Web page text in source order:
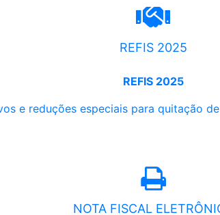
REFIS 2025
REFIS 2025
e reduções especiais para quitação
NOTA FISCAL